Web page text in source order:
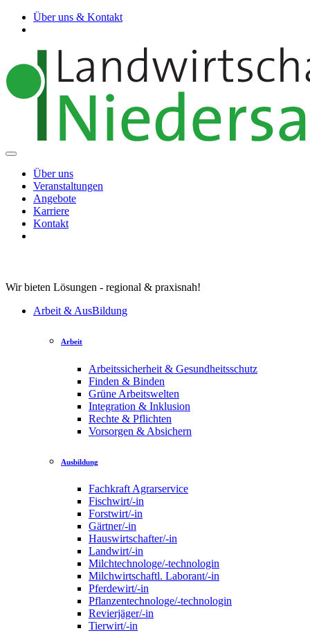
Über uns & Kontakt
Über uns
Veranstaltungen
Angebote
Karriere
Kontakt
Wir bieten Lösungen - regional & praxisnah!
Arbeit & AusBildung
Arbeit
Arbeitssicherheit & Gesundheitsschutz
Finden & Binden
Grüne Arbeitswelten
Integration & Inklusion
Rechte & Pflichten
Vorsorgen & Absichern
Ausbildung
Fachkraft Agrarservice
Fischwirt/-in
Forstwirt/-in
Gärtner/-in
Hauswirtschafter/-in
Landwirt/-in
Milchtechnologe/-technologin
Milchwirtschaftl. Laborant/-in
Pferdewirt/-in
Pflanzentechnologe/-technologin
Revierjäger/-in
Tierwirt/-in